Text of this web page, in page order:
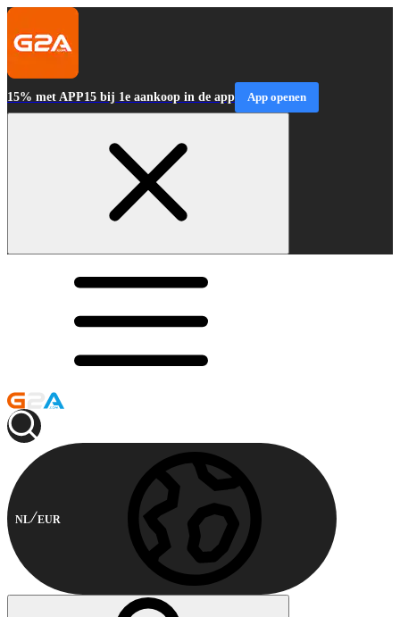
15% met APP15 bij 1e aankoop in de app App openen
NL EUR